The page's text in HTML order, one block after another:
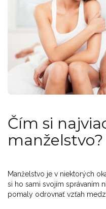
Čím si
manželstvo?
Manželstvo je v niektorých
si ho sami svojím správaním
pomaly odrovnať vzťah